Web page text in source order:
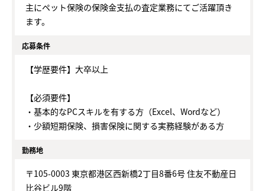
主にペット保険の保険金支払の査定業務にてご活躍頂き
ます。
応募条件
【学歴要件】大卒以上
【必須要件】
・基本的なPCスキルを有する方（Excel、Wordなど）
・少額短期保険、損害保険に関する実務経験がある方
勤務地
〒105-0003 東京都港区西新橋2丁目8番6号 住友不動産日
比谷ビル9階